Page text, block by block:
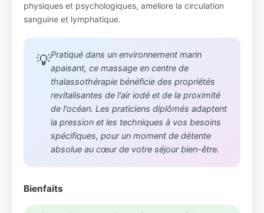
physiques et psychologiques, ameliore la circulation
sanguine et lymphatique.
💡Pratiqué dans un environnement marin
apaisant, ce massage en centre de
thalassothérapie bénéficie des propriétés
revitalisantes de l'air iodé et de la proximité
de l'océan. Les praticiens diplômés adaptent
la pression et les techniques à vos besoins
spécifiques, pour un moment de détente
absolue au cœur de votre séjour bien-être.
Bienfaits